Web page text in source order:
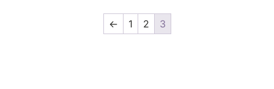
← 1 2 3